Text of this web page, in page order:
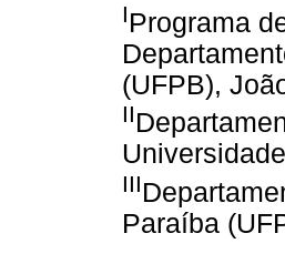
IPrograma
(UFPB),
II
III
Paraíba